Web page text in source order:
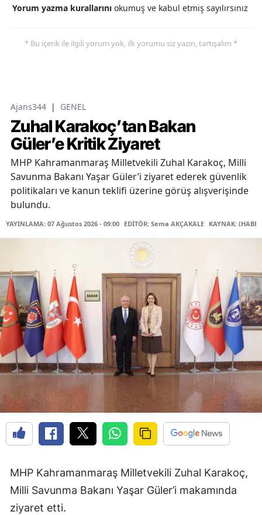
Yorum yazma kurallarını okumuş ve kabul etmiş sayılırsınız
* Bu içerik ile ilgili yorum yok, ilk yorumu siz yazın, tartışalım *
Ajans344 | GENEL
Zuhal Karakoç’tan Bakan
Güler’e Kritik Ziyaret
MHP Kahramanmaraş Milletvekili Zuhal Karakoç, Milli
Savunma Bakanı Yaşar Güler’i ziyaret ederek güvenlik
politikaları ve kanun teklifi üzerine görüş alışverişinde
bulundu.
YAYINLAMA: 07 Ağustos 2026 - 09:00 EDİTÖR: Sema AKÇAKALE KAYNAK:
MHP Kahramanmaraş Milletvekili Zuhal Karakoç,
Milli Savunma Bakanı Yaşar Güler’i makamında
ziyaret etti.